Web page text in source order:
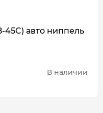
45C) авто ниппель
В наличии